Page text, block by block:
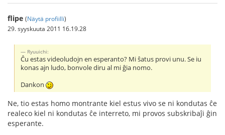
flipe (Näytä profiilli)
29. syyskuuta 2011 16.19.28
Ryuuichi:
Ĉu estas videoludojn en esperanto? Mi ŝatus provi unu. Se iu
konas ajn ludo, bonvole diru al mi ĝia nomo.
Dankon
Ne, tio estas homo montrante kiel estus vivo se ni kondutas ĉe
realeco kiel ni kondutas ĉe interreto, mi provos subskribaĵi ĝin
esperante.